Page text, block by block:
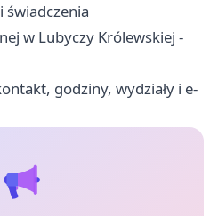
świadczenia
w Lubyczy Królewskiej -
godziny, wydziały i e-